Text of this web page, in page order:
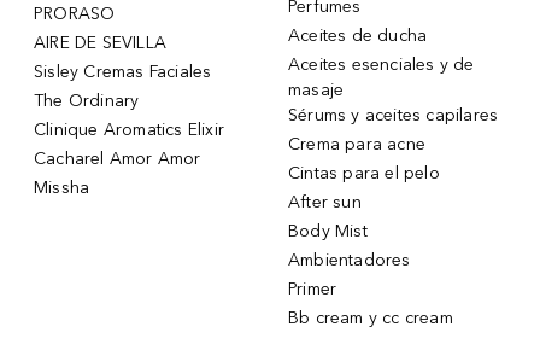
PRORASO
AIRE DE SEVILLA
Sisley Cremas Faciales
The Ordinary
Clinique Aromatics Elixir
Cacharel Amor Amor
Missha
Perfumes
Aceites de ducha
Aceites esenciales y de
masaje
Sérums y aceites capilares
Crema para acne
Cintas para el pelo
After sun
Body Mist
Ambientadores
Primer
Bb cream y cc cream